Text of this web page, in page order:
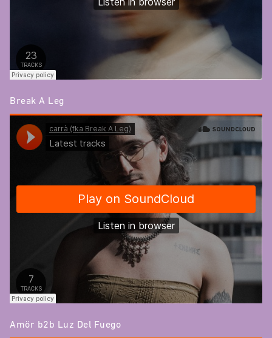
Break A Leg
Amör b2b Luz Del Fuego